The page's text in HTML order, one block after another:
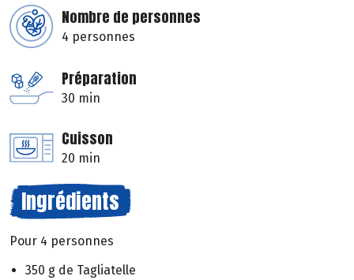
Nombre de personnes
4 personnes
Préparation
30 min
Cuisson
20 min
Ingrédients
Pour 4 personnes
350 g de Tagliatelle